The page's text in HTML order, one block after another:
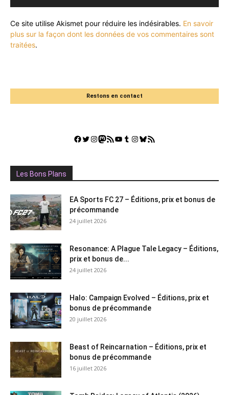
Ce site utilise Akismet pour réduire les indésirables. En savoir
plus sur la façon dont les données de vos commentaires sont
traitées.
Restons en contact
Facebook
Twitter
Instagram
Mastodon
Flux RSSYouTube
Tumblr
Instagram
Bluesky
GestGame
Les Bons Plans
EA Sports FC 27 – Éditions, prix et bonus de
précommande
24 juillet 2026
Resonance: A Plague Tale Legacy – Éditions,
prix et bonus de...
24 juillet 2026
Halo: Campaign Evolved – Éditions, prix et
bonus de précommande
20 juillet 2026
Beast of Reincarnation – Éditions, prix et
bonus de précommande
16 juillet 2026